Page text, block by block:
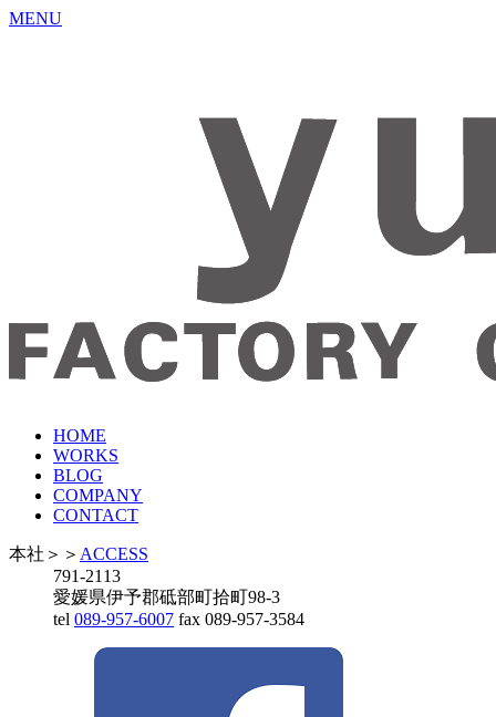
MENU
HOME
WORKS
BLOG
COMPANY
CONTACT
本社 ＞＞ ACCESS
791-2113
愛媛県伊予郡砥部町拾町98-3
tel 089-957-6007 fax 089-957-3584